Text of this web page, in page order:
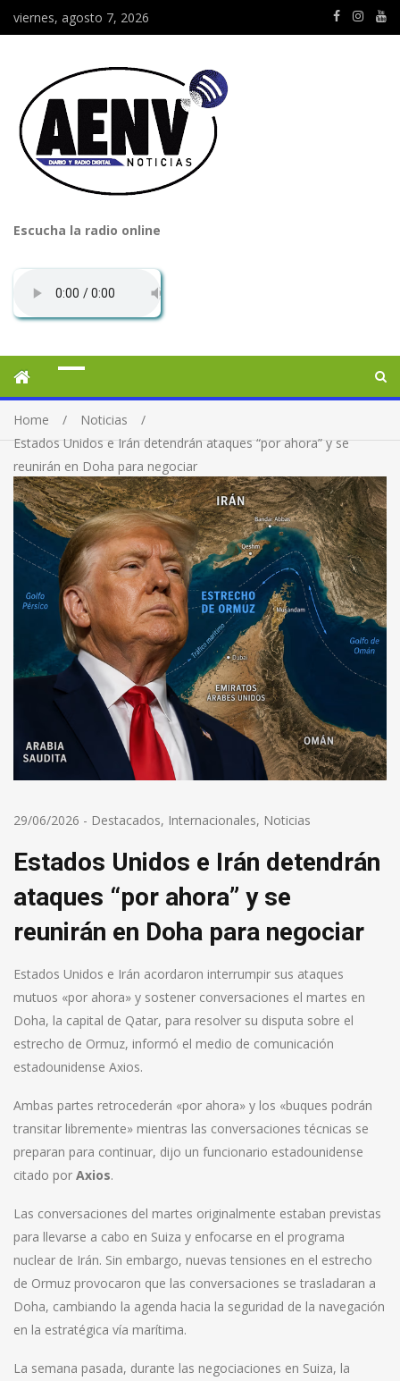
viernes, agosto 7, 2026
Escucha la radio online
Home
Noticias
Estados Unidos e Irán detendrán ataques “por ahora” y se
reunirán en Doha para negociar
29/06/2026 - Destacados, Internacionales, Noticias
Estados Unidos e Irán detendrán
ataques “por ahora” y se
reunirán en Doha para negociar
Estados Unidos e Irán acordaron interrumpir sus ataques
mutuos «por ahora» y sostener conversaciones el martes en
Doha, la capital de Qatar, para resolver su disputa sobre el
estrecho de Ormuz, informó el medio de comunicación
estadounidense Axios.
Ambas partes retrocederán «por ahora» y los «buques podrán
transitar libremente» mientras las conversaciones técnicas se
preparan para continuar, dijo un funcionario estadounidense
citado por Axios.
Las conversaciones del martes originalmente estaban previstas
para llevarse a cabo en Suiza y enfocarse en el programa
nuclear de Irán. Sin embargo, nuevas tensiones en el estrecho
de Ormuz provocaron que las conversaciones se trasladaran a
Doha, cambiando la agenda hacia la seguridad de la navegación
en la estratégica vía marítima.
La semana pasada, durante las negociaciones en Suiza, la